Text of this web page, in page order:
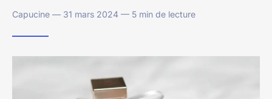
Capucine — 31 mars 2024 — 5 min de lecture